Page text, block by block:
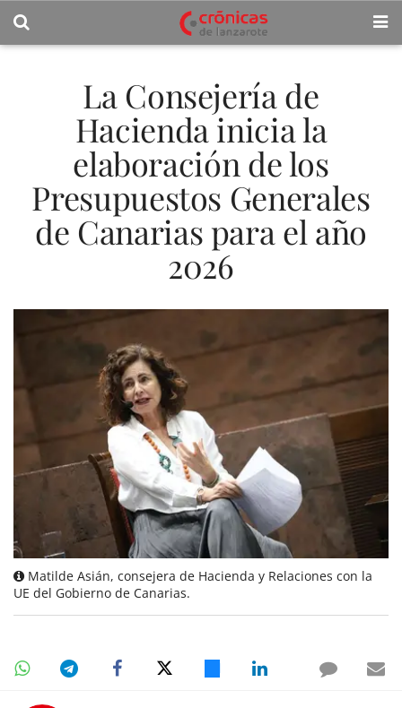
La Consejería de
Hacienda inicia la
elaboración de los
Presupuestos Generales
de Canarias para el año
2026
Matilde Asián, consejera de Hacienda y Relaciones con la
UE del Gobierno de Canarias.